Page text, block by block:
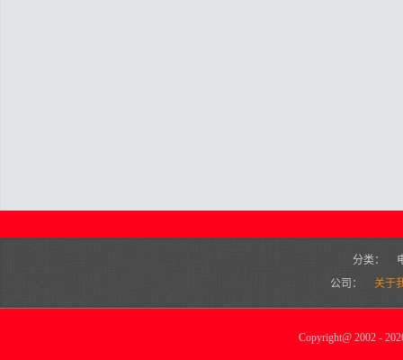
分类：
公司：
关于
Copyright@2002 -